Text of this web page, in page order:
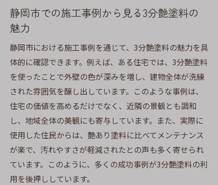
プロが指摘する3分艶塗料の選び方
静岡市特有の環境に合う3分艶塗料
3分艶塗料を選ぶ時に注意すべきこと
外壁塗装で魅力を引き立てるための色選びのコ
ツ
静岡市の自然に溶け込む色選び
心理学から見る外壁色の選び方
近隣との調和を考えた色選び
季節感を取り入れた外壁色の提案
家のスタイルに合わせた外壁色の選び方
静岡市での施工事例から見る3分艶塗料の
魅力
静岡市における施工事例を通じて、3分艶塗料の魅力を具
体的に確認できます。例えば、ある住宅では、3分艶塗料
を使ったことで外壁の色が深みを増し、建物全体が洗練
された雰囲気を醸し出しています。このような事例は、
住宅の価値を高めるだけでなく、近隣の景観とも調和
し、地域全体の美観にも寄与しています。また、実際に
使用した住民からは、艶あり塗料に比べてメンテナンス
が楽で、汚れやすさが軽減されたとの声も多く寄せられ
ています。このように、多くの成功事例が3分艶塗料の利
用を後押ししています。